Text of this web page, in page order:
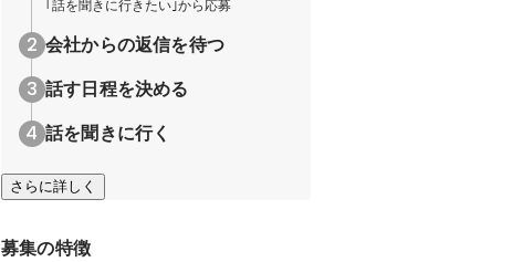
｢話を聞きに行きたい｣から応募
会社からの返信を待つ
話す日程を決める
話を聞きに行く
さらに詳しく
募集の特徴